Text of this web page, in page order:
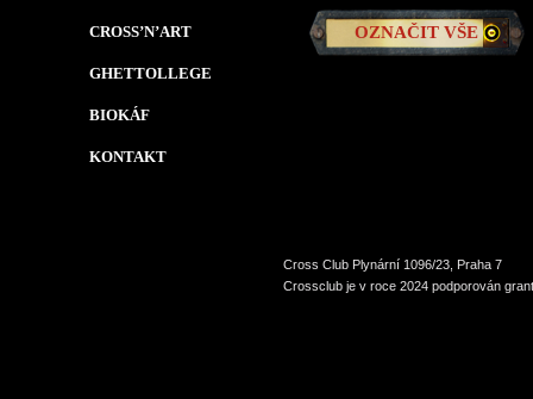
CROSS’N’ART
GHETTOLLEGE
BIOKÁF
KONTAKT
OZNAČIT VŠE
Cross Club Plynární 1096/23, Praha 7
Crossclub je v roce 2024 podporován